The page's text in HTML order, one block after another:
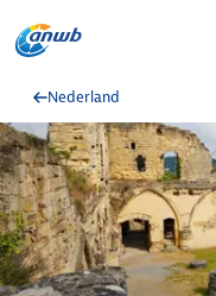
Nederland